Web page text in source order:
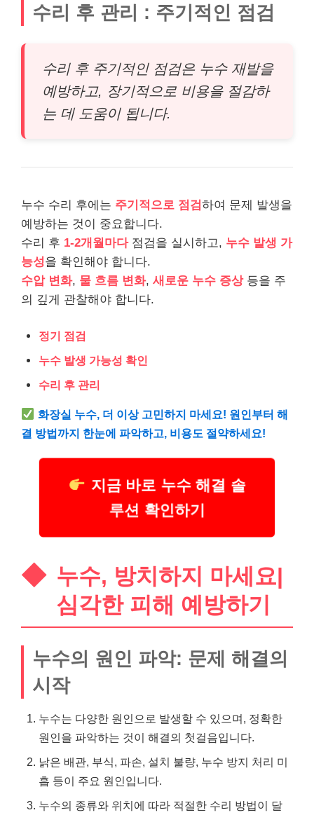
수리 후 관리 : 주기적인 점검
수리 후 주기적인 점검은 누수 재발을
예방하고, 장기적으로 비용을 절감하
는 데 도움이 됩니다.
누수 수리 후에는 주기적으로 점검하여 문제 발생을
예방하는 것이 중요합니다.
수리 후 1-2개월마다점검을 실시하고, 누수 발생 가
능성을 확인해야 합니다.
수압 변화, 물 흐름 변화, 새로운 누수 증상등을 주
의 깊게 관찰해야 합니다.
정기 점검
누수 발생 가능성 확인
수리 후 관리
화장실 누수, 더 이상 고민하지 마세요! 원인부터 해
결 방법까지 한눈에 파악하고, 비용도 절약하세요!
지금 바로 누수 해결 솔
루션 확인하기
누수, 방치하지 마세요|
심각한 피해 예방하기
누수의 원인 파악: 문제 해결의
시작
누수는 다양한 원인으로 발생할 수 있으며, 정확한
원인을 파악하는 것이 해결의 첫걸음입니다.
낡은 배관, 부식, 파손, 설치 불량, 누수 방지 처리 미
흡 등이 주요 원인입니다.
누수의 종류와 위치에 따라 적절한 수리 방법이 달